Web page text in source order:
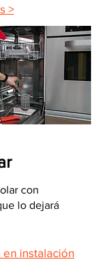
>
con
lo dejará
instalación